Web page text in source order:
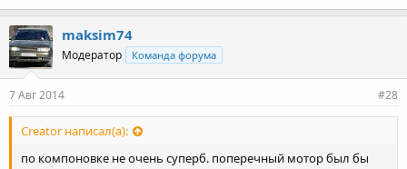
maksim74
Модератор Команда форума
7 Авг 2014 #28
Creator написал(а):
по компоновке не очень суперб. поперечный мотор был бы